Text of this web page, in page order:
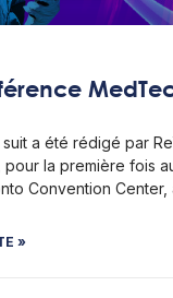
suit a été rédigé par
la première fois
Convention Center,
»